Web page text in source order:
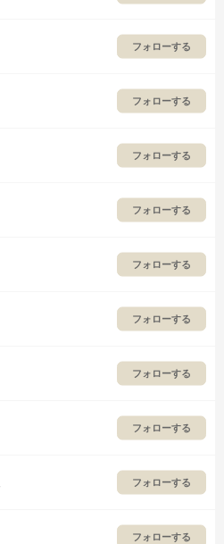
フォローする
フォローする
フォローする
フォローする
フォローする
フォローする
フォローする
フォローする
フォローする
フォローする